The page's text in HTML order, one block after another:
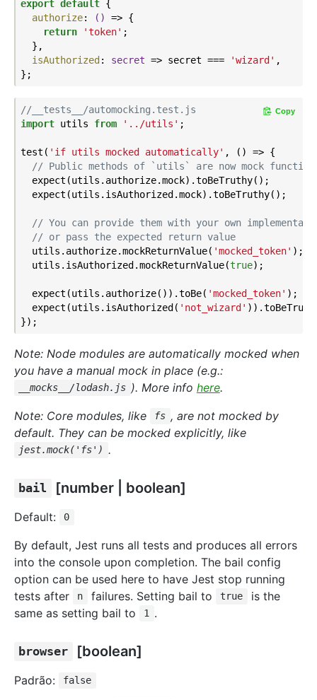
export default {
authorize: () => {
return
'token' ;
  },
isAuthorized : secret => secret === 'wizard' ,
//__tests__/automocking.test.js
import utils from '../utils' ;
test( 'if utils mocked automatically' , () => {
// Public methods of `utils` are now mock
  expect(utils.authorize.mock).toBeTruthy();
  expect(utils.isAuthorized.mock).toBeTruthy();
// You can provide them with your own
// or pass the expected return value
  utils.authorize.mockReturnValue(
'mocked_token' );
  utils.isAuthorized.mockReturnValue(
true);
  expect(utils.authorize()).toBe(
'mocked_token' );
  expect(utils.isAuthorized(
'not_wizard'
Copy
Note: Node modules are automatically mocked when
you have a manual mock in place (e.g.:
__mocks__/lodash.js ). More info here.
Note: Core modules, like
fs , are not mocked by
default. They can be mocked explicitly, like
jest.mock('fs') .
bail [number | boolean]
Default: 0
By default, Jest runs all tests and produces all errors
into the console upon completion. The bail config
option can be used here to have Jest stop running
tests after
n failures. Setting bail to true
is the
same as setting bail to
1 .
browser [boolean]
Padrão: false